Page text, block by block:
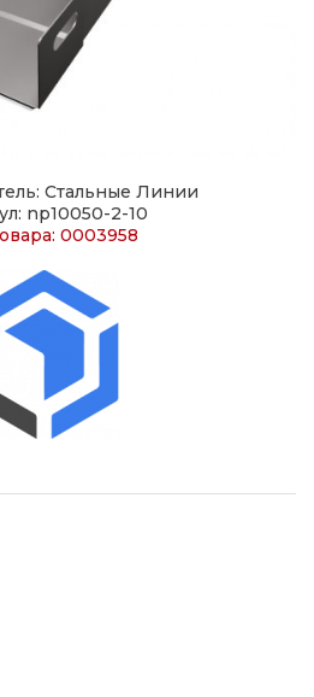
Стальные Линии
np10050-2-10
0003958